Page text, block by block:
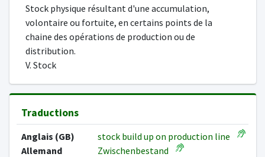
Stock physique résultant d'une accumulation,
volontaire ou fortuite, en certains points de la
chaine des opérations de production ou de
distribution.
V. Stock
Traductions
Anglais (GB)
stock build up on production line
Allemand
Zwischenbestand